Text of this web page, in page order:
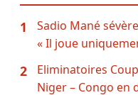
1
Sadio Mané
« Il joue
2
Eliminatoires
Niger – Congo en